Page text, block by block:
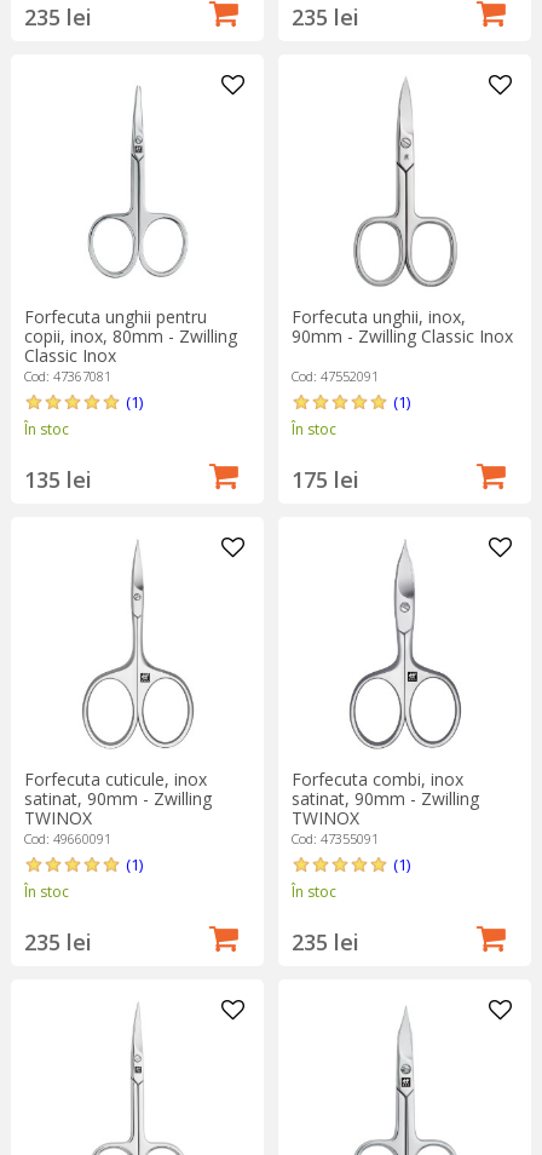
235 lei 235 lei
Forfecuta unghii pentru
copii, inox, 80mm - Zwilling
Classic Inox
Cod: 47367081
(1)
În stoc
135 lei
Forfecuta unghii, inox,
90mm - Zwilling Classic Inox
Cod: 47552091
(1)
În stoc
175 lei
Forfecuta cuticule, inox
satinat, 90mm - Zwilling
TWINOX
Cod: 49660091
(1)
În stoc
235 lei
Forfecuta combi, inox
satinat, 90mm - Zwilling
TWINOX
Cod: 47355091
(1)
În stoc
235 lei